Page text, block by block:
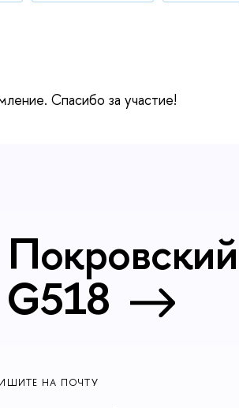
Спасибо за участие!
НА ПОЧТУ